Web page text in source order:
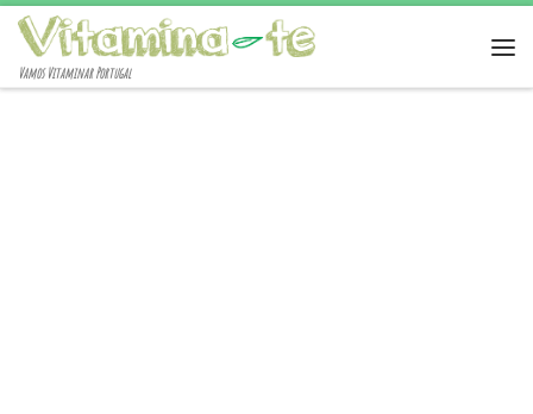
Vamos Vitaminar Portugal